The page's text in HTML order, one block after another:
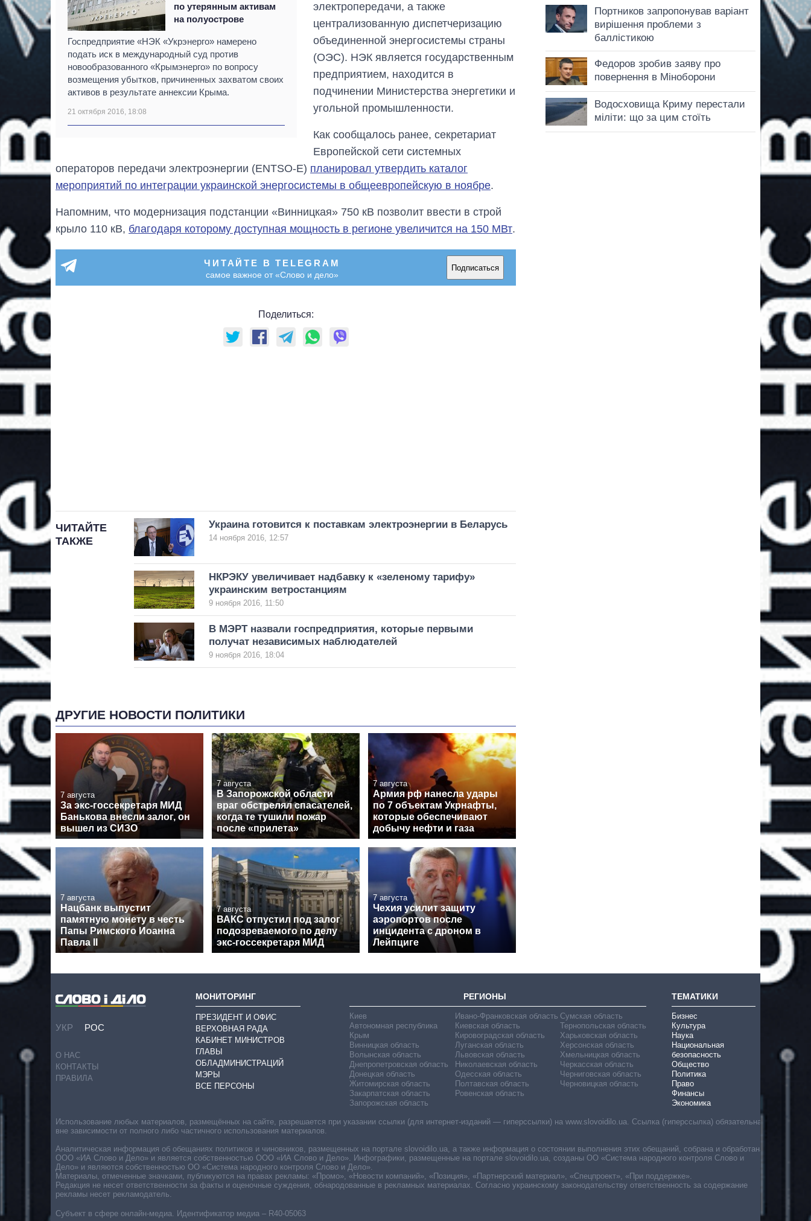
по утерянным активам
на полуострове
Госпредприятие «НЭК «Укрэнерго» намерено
подать иск в международный суд против
новообразованного «Крымэнерго» по вопросу
возмещения убытков, причиненных захватом своих
активов в результате аннексии Крыма.
21 октября 2016, 18:08
электропередачи, а также
централизованную диспетчеризацию
объединенной энергосистемы страны
(ОЭС). НЭК является государственным
предприятием, находится в
подчинении Министерства энергетики и
угольной промышленности.
Как сообщалось ранее, секретариат
Европейской сети системных
операторов передачи электроэнергии (ENTSO-E) планировал утвердить каталог
мероприятий по интеграции украинской энергосистемы в общеевропейскую в ноябре.
Напомним, что модернизация подстанции «Винницкая» 750 кВ позволит ввести в строй
крыло 110 кВ, благодаря которому доступная мощность в регионе увеличится на 150 МВт.
ЧИТАЙТЕ В TELEGRAM
самое важное от «Слово и дело»
Подписаться
Поделиться:
ЧИТАЙТЕ
ТАКЖЕ
Украина готовится к поставкам электроэнергии в Беларусь
14 ноября 2016, 12:57
НКРЭКУ увеличивает надбавку к «зеленому тарифу»
украинским ветростанциям
9 ноября 2016, 11:50
В МЭРТ назвали госпредприятия, которые первыми
получат независимых наблюдателей
9 ноября 2016, 18:04
ДРУГИЕ НОВОСТИ ПОЛИТИКИ
7 августа
За экс-госсекретаря МИД
Банькова внесли залог, он
вышел из СИЗО
7 августа
В Запорожской области
враг обстрелял спасателей,
когда те тушили пожар
после «прилета»
7 августа
Армия рф нанесла удары
по 7 объектам Укрнафты,
которые обеспечивают
добычу нефти и газа
7 августа
Нацбанк выпустит
памятную монету в честь
Папы Римского Иоанна
Павла II
7 августа
ВАКС отпустил под залог
подозреваемого по делу
экс-госсекретаря МИД
7 августа
Чехия усилит защиту
аэропортов после
инцидента с дроном в
Лейпциге
УКР РОС
О НАС
КОНТАКТЫ
ПРАВИЛА
МОНИТОРИНГ
ПРЕЗИДЕНТ И ОФИС
ВЕРХОВНАЯ РАДА
КАБИНЕТ МИНИСТРОВ
ГЛАВЫ
ОБЛАДМИНИСТРАЦИЙ
МЭРЫ
ВСЕ ПЕРСОНЫ
РЕГИОНЫ
Киев
Автономная республика
Крым
Винницкая область
Волынская область
Днепропетровская область
Донецкая область
Житомирская область
Закарпатская область
Запорожская область
Ивано-Франковская область
Киевская область
Кировоградская область
Луганская область
Львовская область
Николаевская область
Одесская область
Полтавская область
Ровенская область
Сумская область
Тернопольская область
Харьковская область
Херсонская область
Хмельницкая область
Черкасская область
Черниговская область
Черновицкая область
ТЕМАТИКИ
Бизнес
Культура
Наука
Национальная
безопасность
Общество
Политика
Право
Финансы
Экономика
Субъект в сфере онлайн-медиа. Идентификатор медиа – R40-05063
Использование любых материалов, размещённых на сайте, разрешается при указании ссылки (для интернет-изданий — гиперссылки) на www.slovoidilo.ua. Ссылка (гиперссылка) обязательна
вне зависимости от полного либо частичного использования материалов.
Аналитическая информация об обещаниях политиков и чиновников, размещенных на портале slovoidilo.ua, а также информация о состоянии выполнения этих обещаний, собрана и обработана
ООО «ИА Слово и Дело» и является собственностью ООО «ИА Слово и Дело». Инфографики, размещенные на портале slovoidilo.ua, созданы ОО «Система народного контроля Слово и
Дело» и являются собственностью ОО «Система народного контроля Слово и Дело».
Материалы, отмеченные значками, публикуются на правах рекламы: «Промо», «Новости компаний», «Позиция», «Партнерский материал», «Спецпроект», «При поддержке».
Редакция не несет ответственности за факты и оценочные суждения, обнародованные в рекламных материалах. Согласно украинскому законодательству ответственность за содержание
рекламы несет рекламодатель.